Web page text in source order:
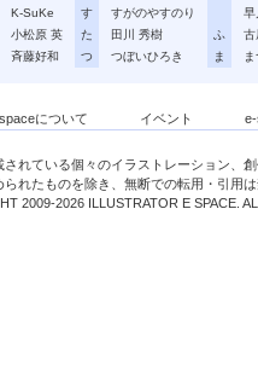
K-SuKe
小松原 英
斉藤好和
す
すがのやすのり
た
田川 秀樹
つ
つぼいひろき
早
ふ
古
ま
について イベント
されている個々のイラストレーション、
られたものを除き、無断での転用・引用
2009-2026 ILLUSTRATOR E SPACE.